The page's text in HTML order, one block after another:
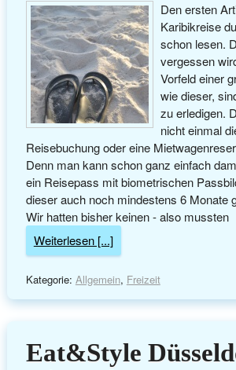
Den ersten
Karibikreise
schon lesen.
vergessen
Vorfeld einer
wie dieser,
zu erledigen.
nicht einmal
Reisebuchung oder eine
Denn man kann schon ganz einfach
ein Reisepass mit biometrischen
dieser auch noch mindestens 6 Monate
Wir hatten bisher keinen - also mussten
Weiterlesen [...]
Kategorie: Allgemein, Freizeit
Eat&Style